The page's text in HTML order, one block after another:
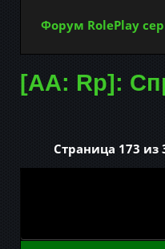
Форум RolePlay
[AA: Rp]:
Страница 173 из